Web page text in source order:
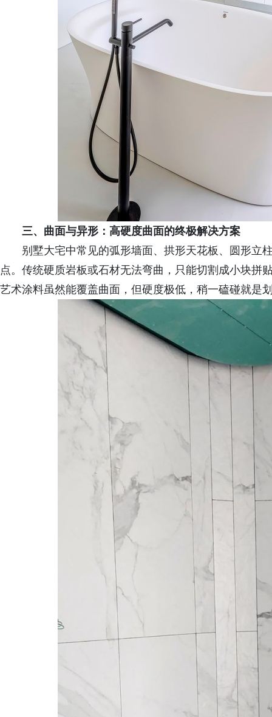
三、曲面与异形：高硬度曲面的终极解决方案
别墅大宅中常见的弧形墙面、拱形天花板、圆形立
点。传统硬质岩板或石材无法弯曲，只能切割成小块拼
艺术涂料虽然能覆盖曲面，但硬度极低，稍一磕碰就是